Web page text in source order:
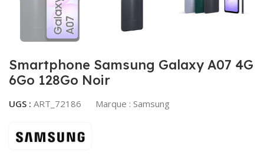
Smartphone Samsung Galaxy A07 4G
6Go 128Go Noir
UGS : ART_72186 Marque : Samsung